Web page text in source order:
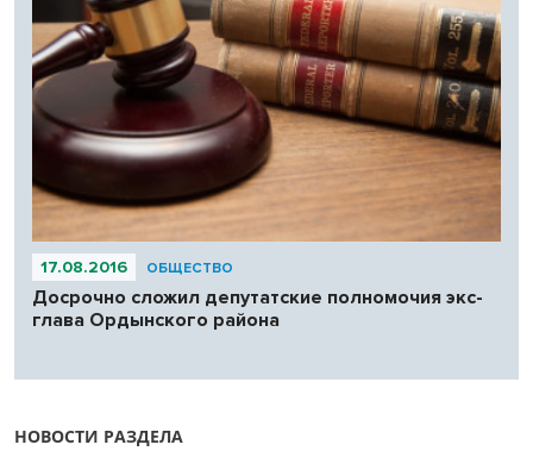
17.08.2016 ОБЩЕСТВО
Досрочно сложил депутатские полномочия экс-
глава Ордынского района
НОВОСТИ РАЗДЕЛА